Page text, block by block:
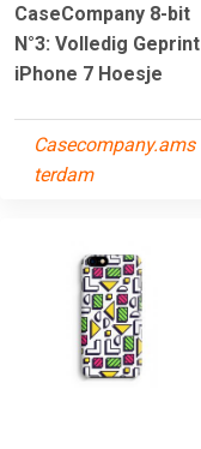
CaseCompany 8-bit
N°3: Volledig Geprint
iPhone 7 Hoesje
Casecompany.ams
terdam